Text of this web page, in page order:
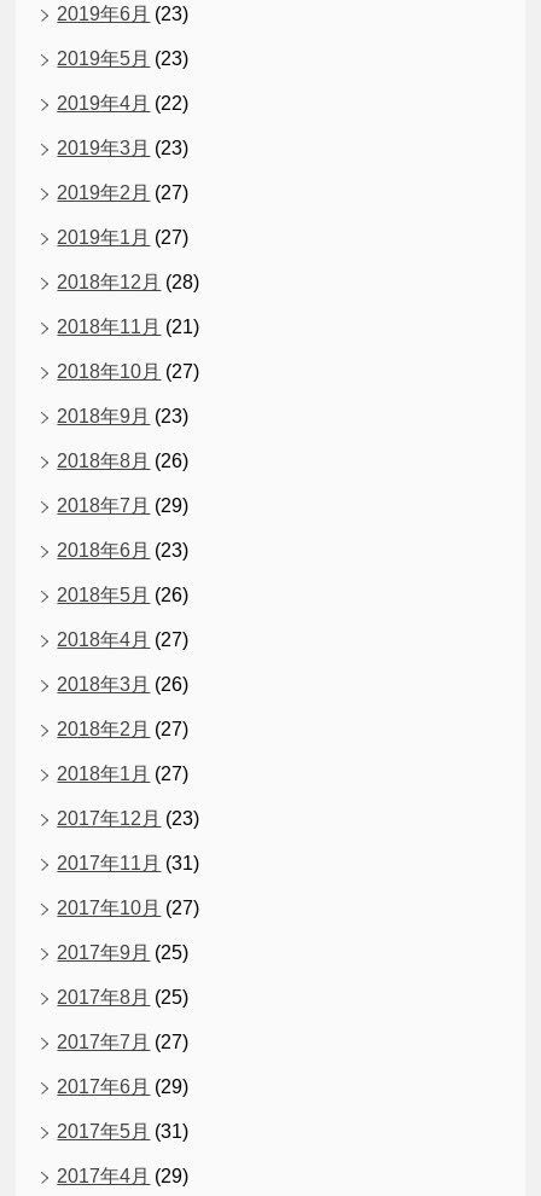
2019年6月 (23)
2019年5月 (23)
2019年4月 (22)
2019年3月 (23)
2019年2月 (27)
2019年1月 (27)
2018年12月 (28)
2018年11月 (21)
2018年10月 (27)
2018年9月 (23)
2018年8月 (26)
2018年7月 (29)
2018年6月 (23)
2018年5月 (26)
2018年4月 (27)
2018年3月 (26)
2018年2月 (27)
2018年1月 (27)
2017年12月 (23)
2017年11月 (31)
2017年10月 (27)
2017年9月 (25)
2017年8月 (25)
2017年7月 (27)
2017年6月 (29)
2017年5月 (31)
2017年4月 (29)